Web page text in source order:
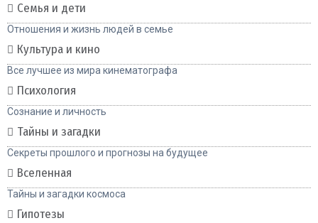
Семья и дети
Отношения и жизнь людей в семье
Культура и кино
Все лучшее из мира кинематографа
Психология
Сознание и личность
Тайны и загадки
Секреты прошлого и прогнозы на будущее
Вселенная
Тайны и загадки космоса
Гипотезы